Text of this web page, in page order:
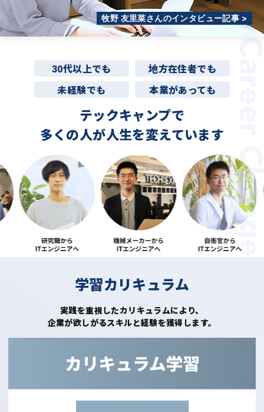
牧野 友里菜さんのインタビュー記事 >
30代以上でも
地方在住者でも
未経験でも
本業があっても
テックキャンプで
多くの人が人生を変えています
学習カリキュラム
実践を重視したカリキュラムにより、
企業が欲しがるスキルと経験を獲得します。